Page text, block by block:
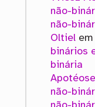
não-
não-
Oltielem
binários
binária
não-